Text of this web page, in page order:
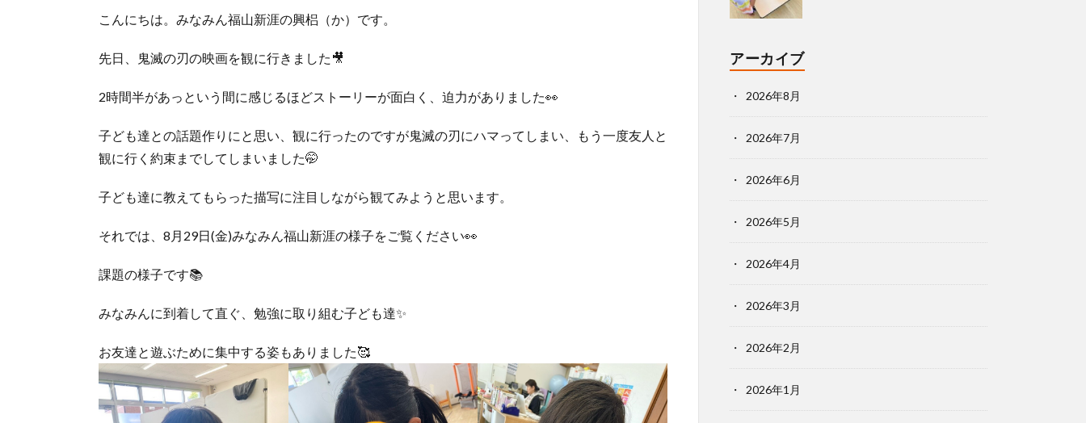
こんにちは。みなみん福山新涯の興梠（か）です。
先日、鬼滅の刃の映画を観に行きました🎥
2時間半があっという間に感じるほどストーリーが面白く、迫力がありました👀
子ども達との話題作りにと思い、観に行ったのですが鬼滅の刃にハマってしまい、もう一度友人と
観に行く約束までしてしまいました🤭
子ども達に教えてもらった描写に注目しながら観てみようと思います。
それでは、8月29日(金)みなみん福山新涯の様子をご覧ください👀
課題の様子です📚
みなみんに到着して直ぐ、勉強に取り組む子ども達✨
お友達と遊ぶために集中する姿もありました🥰
アーカイブ
2026年8月
2026年7月
2026年6月
2026年5月
2026年4月
2026年3月
2026年2月
2026年1月